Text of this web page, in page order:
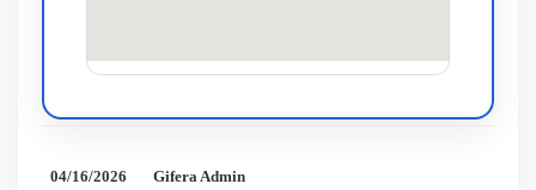
04/16/2026
Gifera Admin